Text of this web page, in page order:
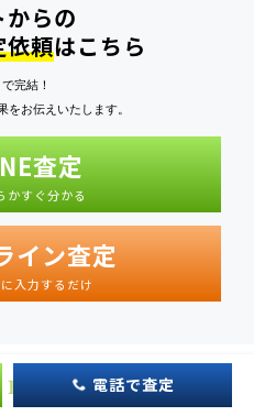
からの
依頼はこちら
完結！
をお伝えいたします。
査定
かすぐ分かる
イン査定
入力するだけ
電話で査定